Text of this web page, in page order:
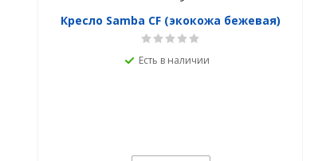
Кресло Samba CF (экокожа бежевая)
Есть в наличии